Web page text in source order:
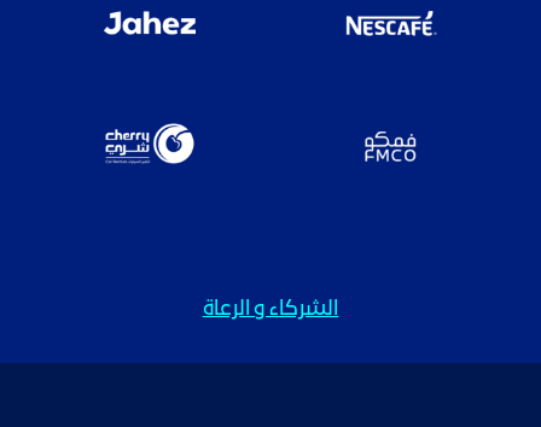
الشركاء و الرعاة